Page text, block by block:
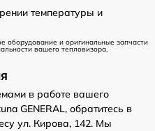
температуры и
оборудование и оригинальные запчасти
вашего тепловизора.
в работе вашего
GENERAL, обратитесь в
ул. Кирова, 142. Мы